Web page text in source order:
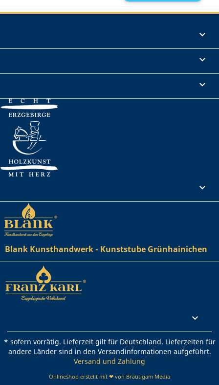




Blank Kunsthandwerk - Kunststube Grünhainichen

* sofern vorrätig. Lieferzeit gilt für Deutschland. Lieferzeiten für
andere Länder sind in den Versandinformationen aufgeführt.
Versand und Zahlung
Onlineshop erstellt mit ❤ von Bräutigam Media